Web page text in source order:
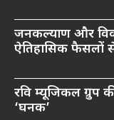
जनकल्याण और
ऐतिहासिक फैसलों
रवि म्यूजिकल ग्रुप
‘घनक’